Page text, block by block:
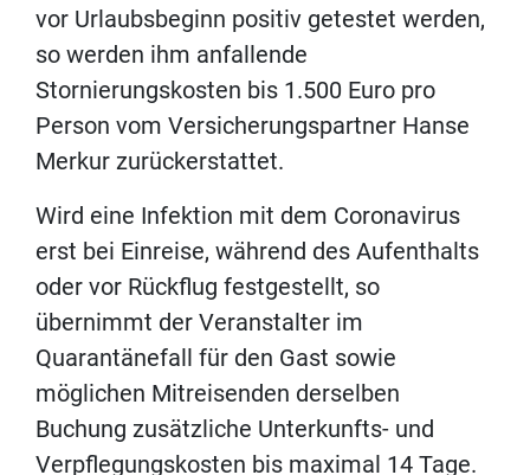
vor Urlaubsbeginn positiv getestet werden,
so werden ihm anfallende
Stornierungskosten bis 1.500 Euro pro
Person vom Versicherungspartner Hanse
Merkur zurückerstattet.
Wird eine Infektion mit dem Coronavirus
erst bei Einreise, während des Aufenthalts
oder vor Rückflug festgestellt, so
übernimmt der Veranstalter im
Quarantänefall für den Gast sowie
möglichen Mitreisenden derselben
Buchung zusätzliche Unterkunfts- und
Verpflegungskosten bis maximal 14 Tage.